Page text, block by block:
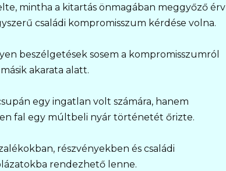
mintha a kitartás önmagában meggyőző érv
családi kompromisszum kérdése volna.
beszélgetések sosem a kompromisszumról
akarata alatt.
egy ingatlan volt számára, hanem
fal egy múltbeli nyár történetét őrizte.
részvényekben és családi
rendezhető lenne.